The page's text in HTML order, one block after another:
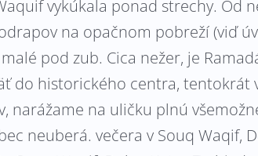
vykúkala ponad strechy. Od
na opačnom pobreží (viď
pod zub. Cica nežer, je
do historického centra, tentokrát
narážame na uličku plnú
neuberá. večera v Souq Waqif,